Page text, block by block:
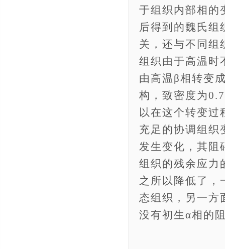
于组织内部相的
后得到的魏氏组
关，还与不同组
组织由于高温时
由高温β相转变
构，致密度为
以在这个转变
充足的协调组织
发生变化，其阻
组织的残余应力
之所以降低了，
态组织，另一方
没有初生α相的